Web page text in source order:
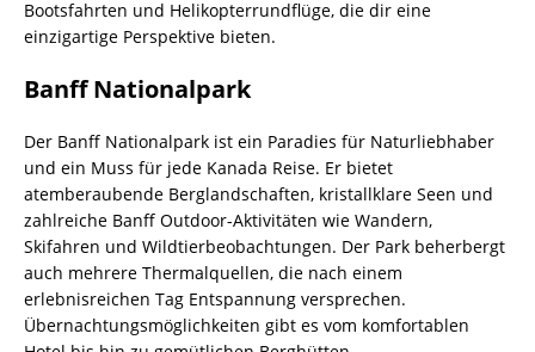
Bootsfahrten und Helikopterrundflüge, die dir eine
einzigartige Perspektive bieten.
Banff Nationalpark
Der Banff Nationalpark ist ein Paradies für Naturliebhaber
und ein Muss für jede Kanada Reise. Er bietet
atemberaubende Berglandschaften, kristallklare Seen und
zahlreiche Banff Outdoor-Aktivitäten wie Wandern,
Skifahren und Wildtierbeobachtungen. Der Park beherbergt
auch mehrere Thermalquellen, die nach einem
erlebnisreichen Tag Entspannung versprechen.
Übernachtungsmöglichkeiten gibt es vom komfortablen